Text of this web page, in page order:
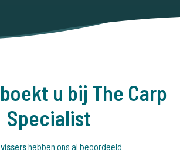
u bij The Carp
Specialist
hebben ons al beoordeeld